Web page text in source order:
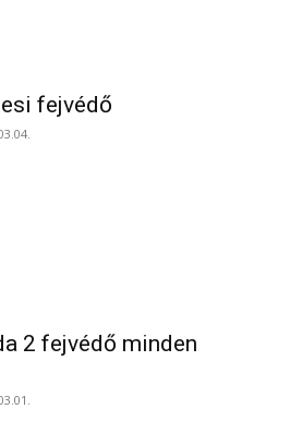
fejvédő
2 fejvédő minden